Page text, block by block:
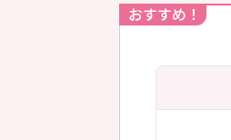
おすすめ！